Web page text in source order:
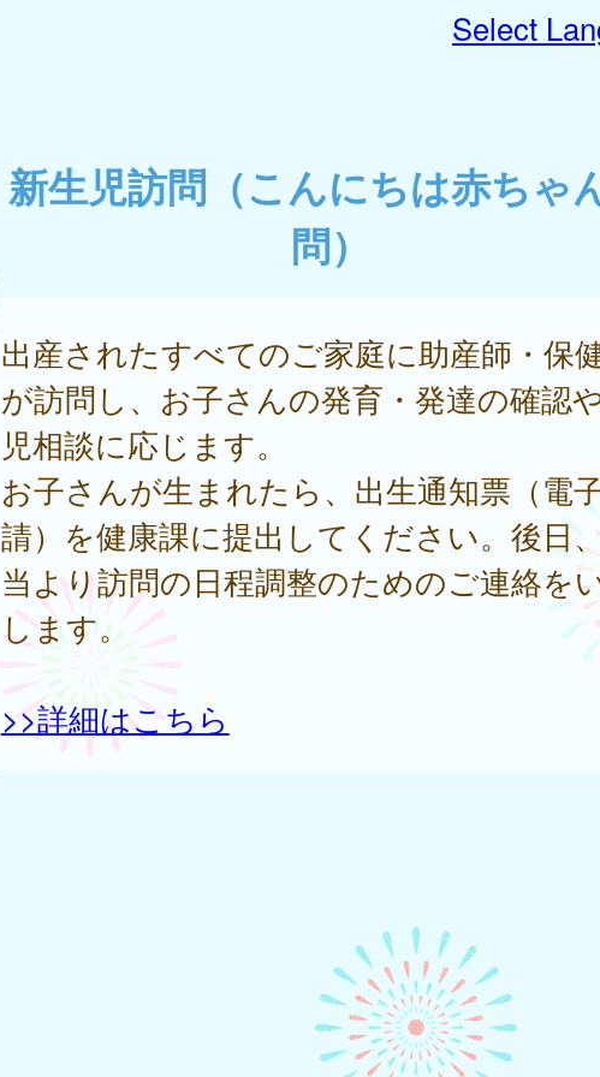
Select
新生児訪問（こんにちは赤ちゃ
問）
出産されたすべてのご家庭に助産師・保
が訪問し、お子さんの発育・発達の確認
児相談に応じます。
お子さんが生まれたら、出生通知票（電
請）を健康課に提出してください。後日
当より訪問の日程調整のためのご連絡を
します。
>>詳細はこちら